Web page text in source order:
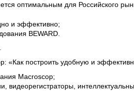
оптимальным для Российского
и эффективно;
BEWARD.
«Как построить удобную и
Macroscop;
видеорегистраторы,